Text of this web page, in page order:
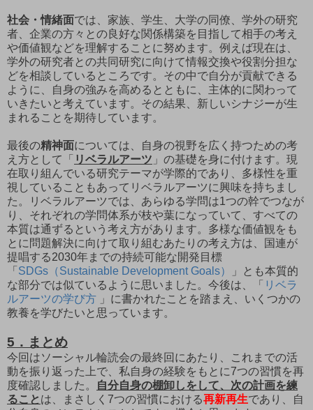
社会・情緒面では、家族、学生、大学の同僚、学外の研究
者、企業の方々との良好な関係構築を目指して相手の考え
や価値観などを理解することに努めます。例えば現在は、
学外の研究者との共同研究に向けて情報交換や役割分担な
どを相談しているところです。その中で自分が貢献できる
ように、自身の強みを高めるとともに、主体的に関わって
いきたいと考えています。その結果、新しいシナジーが生
まれることを期待しています。
最後の精神面については、自身の視野を広く持つための考
え方として「 リベラルアーツ 」の基礎を身に付けます。現
在取り組んでいる研究テーマが学際的であり、多様性を重
視していることもあってリベラルアーツに興味を持ちまし
た。リベラルアーツでは、あらゆる学問は1つの幹でつなが
り、それぞれの学問体系が枝や葉になっていて、すべての
本質は通ずるという考え方があります。多様な価値観をも
とに問題解決に向けて取り組むあたりの考え方は、国連が
提唱する2030年までの持続可能な開発目標
「 SDGs（Sustainable Development Goals）
」とも本質的
な部分では似ているように思いました。今後は、「 リベラ
ルアーツの学び方 」に書かれたことを踏まえ、いくつかの
教養を学びたいと思っています。
5．まとめ
今回はソーシャル輪読会の最終回にあたり、これまでの活
動を振り返った上で、私自身の経験をもとに7つの習慣を再
度確認しました。
自分自身の棚卸しをして、次の計画を練
ること は、まさしく7つの習慣における再新再生であり、自